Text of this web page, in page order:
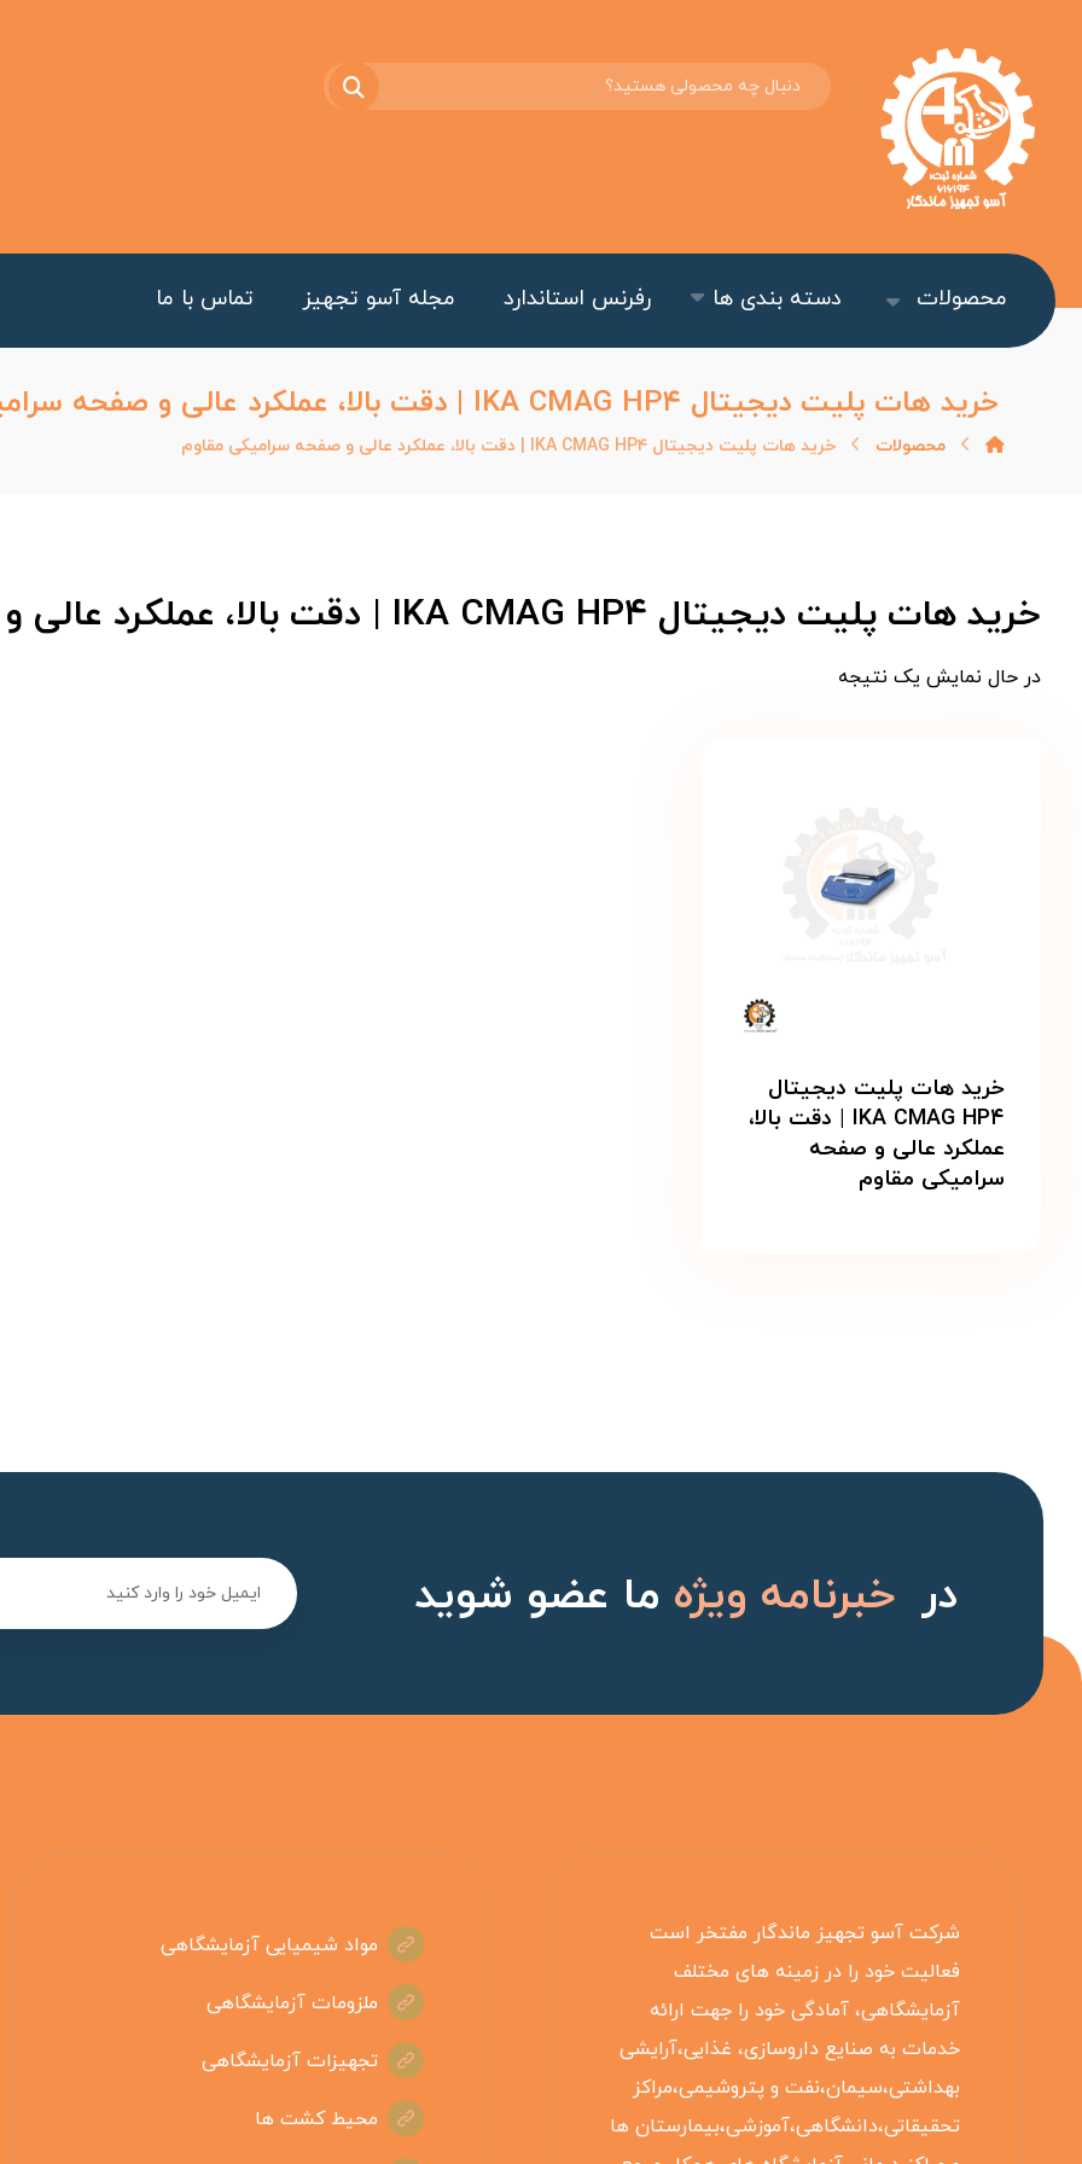
محصولات دسته بندی ها رفرنس استاندارد مجله آسو تجهیز تماس با ما
خرید هات پلیت دیجیتال IKA CMAG HP۴ | دقت بالا، عملکرد عالی و صفحه سرامیکی مقاوم
محصولات خرید هات پلیت دیجیتال IKA CMAG HP۴ | دقت بالا، عملکرد عالی و صفحه سرامیکی مقاوم
خرید هات پلیت دیجیتال IKA CMAG HP۴ | دقت بالا، عملکرد عالی و صفحه سرامیکی مقاوم
در حال نمایش یک نتیجه
خرید هات پلیت دیجیتال
IKA CMAG HP۴ | دقت بالا،
عملکرد عالی و صفحه
سرامیکی مقاوم
در خبرنامه ویژه ما عضو شوید
شرکت آسو تجهیز ماندگار مفتخر است
فعالیت خود را در زمینه های مختلف
آزمایشگاهی، آمادگی خود را جهت ارائه
خدمات به صنایع داروسازی، غذایی،آرایشی
بهداشتی،سیمان،نفت و پتروشیمی،مراکز
تحقیقاتی،دانشگاهی،آموزشی،بیمارستان ها
مواد شیمیایی آزمایشگاهی
ملزومات آزمایشگاهی
تجهیزات آزمایشگاهی
محیط کشت ها